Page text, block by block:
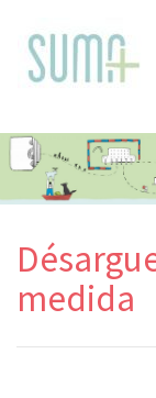
content
medida